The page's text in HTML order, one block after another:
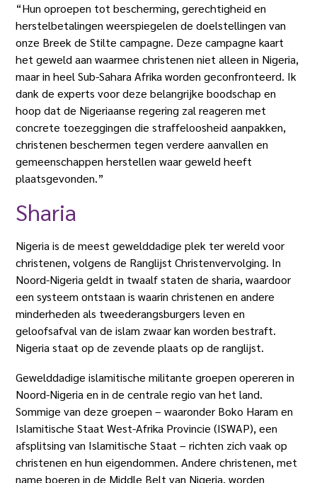
“Hun oproepen tot bescherming, gerechtigheid en
herstelbetalingen weerspiegelen de doelstellingen van
onze Breek de Stilte campagne. Deze campagne kaart
het geweld aan waarmee christenen niet alleen in Nigeria,
maar in heel Sub-Sahara Afrika worden geconfronteerd. Ik
dank de experts voor deze belangrijke boodschap en
hoop dat de Nigeriaanse regering zal reageren met
concrete toezeggingen die straffeloosheid aanpakken,
christenen beschermen tegen verdere aanvallen en
gemeenschappen herstellen waar geweld heeft
plaatsgevonden.”
Sharia
Nigeria is de meest gewelddadige plek ter wereld voor
christenen, volgens de Ranglijst Christenvervolging. In
Noord-Nigeria geldt in twaalf staten de sharia, waardoor
een systeem ontstaan is waarin christenen en andere
minderheden als tweederangsburgers leven en
geloofsafval van de islam zwaar kan worden bestraft.
Nigeria staat op de zevende plaats op de ranglijst.
Gewelddadige islamitische militante groepen opereren in
Noord-Nigeria en in de centrale regio van het land.
Sommige van deze groepen – waaronder Boko Haram en
Islamitische Staat West-Afrika Provincie (ISWAP), een
afsplitsing van Islamitische Staat – richten zich vaak op
christenen en hun eigendommen. Andere christenen, met
name boeren in de Middle Belt van Nigeria, worden